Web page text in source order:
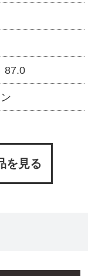
87.0
を見る